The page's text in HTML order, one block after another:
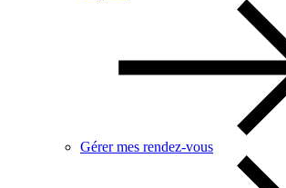
Gérer mes rendez-vous